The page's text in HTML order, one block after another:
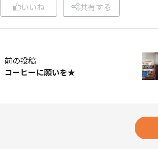
いいね 共有する
前の投稿
コーヒーに願いを★